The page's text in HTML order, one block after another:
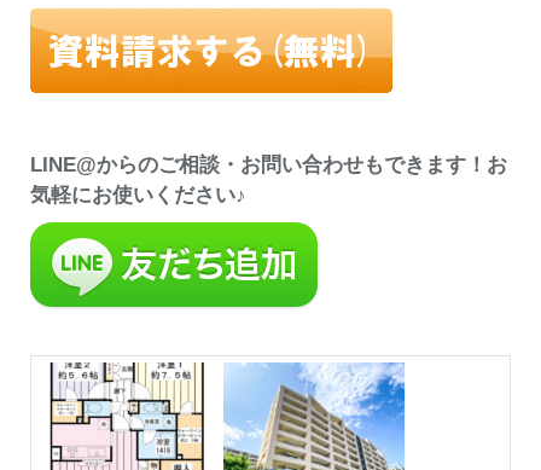
LINE@からのご相談・お問い合わせもできます！お
気軽にお使いください♪